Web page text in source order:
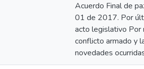
Acuerdo Final de
01 de 2017. Por
acto legislativo Por
conflicto armado y
novedades